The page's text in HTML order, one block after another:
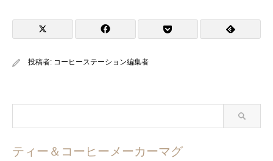
投稿者: コーヒーステーション編集者
ティー＆コーヒーメーカーマグ